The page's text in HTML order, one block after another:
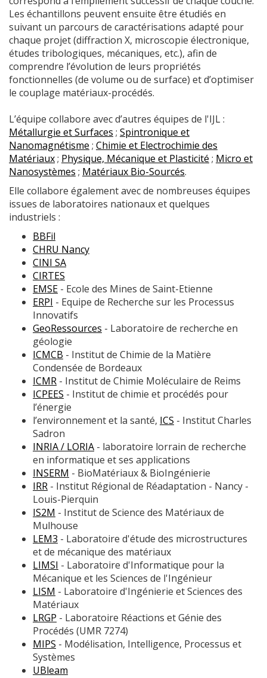
Les échantillons peuvent ensuite être étudiés en
suivant un parcours de caractérisations adapté pour
chaque projet (diffraction X, microscopie électronique,
études tribologiques, mécaniques, etc.), afin de
comprendre l’évolution de leurs propriétés
fonctionnelles (de volume ou de surface) et d’optimiser
le couplage matériaux-procédés.
L’équipe collabore avec d’autres équipes de l'IJL :
Métallurgie et Surfaces ; Spintronique et
Nanomagnétisme ; Chimie et Electrochimie des
Matériaux; Physique, Mécanique et Plasticité ; Micro et
Nanosystèmes ; Matériaux Bio-Sourcés.
Elle collabore également avec de nombreuses équipes
issues de laboratoires nationaux et quelques
industriels :
BBFil
CHRU Nancy
CINI SA
CIRTES
EMSE - Ecole des Mines de Saint-Etienne
ERPI - Equipe de Recherche sur les Processus
Innovatifs
GeoRessources - Laboratoire de recherche en
géologie
ICMCB - Institut de Chimie de la Matière
Condensée de Bordeaux
ICMR - Institut de Chimie Moléculaire de Reims
ICPEES - Institut de chimie et procédés pour
l’énergie
l’environnement et la santé, ICS - Institut Charles
Sadron
INRIA / LORIA - laboratoire lorrain de recherche
en informatique et ses applications
INSERM - BioMatériaux & BioIngénierie
IRR - Institut Régional de Réadaptation - Nancy -
Louis-Pierquin
IS2M - Institut de Science des Matériaux de
Mulhouse
LEM3 - Laboratoire d'étude des microstructures
et de mécanique des matériaux
LIMSI - Laboratoire d'Informatique pour la
Mécanique et les Sciences de l'Ingénieur
LISM - Laboratoire d'Ingénierie et Sciences des
Matériaux
LRGP - Laboratoire Réactions et Génie des
Procédés (UMR 7274)
MIPS - Modélisation, Intelligence, Processus et
Systèmes
UBleam